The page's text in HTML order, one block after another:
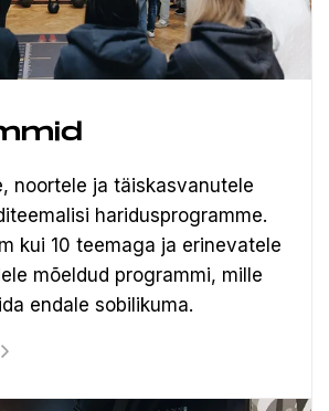
noortele ja täiskasvanutele
haridusprogramme.
kui 10 teemaga ja erinevatele
mõeldud programmi, mille
endale sobilikuma.